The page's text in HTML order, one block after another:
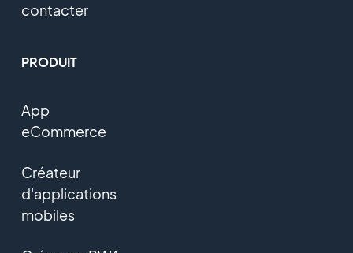
contacter
PRODUIT
App
eCommerce
Créateur
d'applications
mobiles